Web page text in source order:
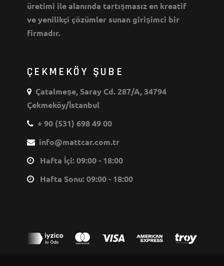
üretimi ile alanında tartışmasız en kreatif
ve yenilikçi çözümler sunan girişimci bir
firmadır.
ÇEKMEKÖY ŞUBE
Çatalmeşe, Saray Cd. 287/A, 34794
Çekmeköy/İstanbul
+ 90 (531) 698 49 00
info@mattcar.com.tr
Hafta İçi: 09:00 - 18:00
Hafta Sonu: 09:00 - 18:00